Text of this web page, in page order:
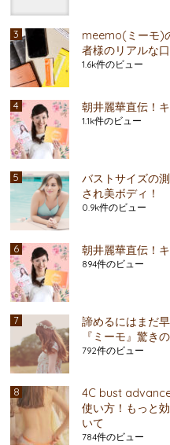
meemo(ミーモ)
者様のリアルな
1.6k件のビュー
朝井麗華直伝！
1.1k件のビュー
バストサイズの
され美ボディ！
0.9k件のビュー
朝井麗華直伝！
894件のビュー
諦めるにはまだ
『ミーモ』驚き
792件のビュー
4C bust
使い方！もっと
いて
784件のビュー